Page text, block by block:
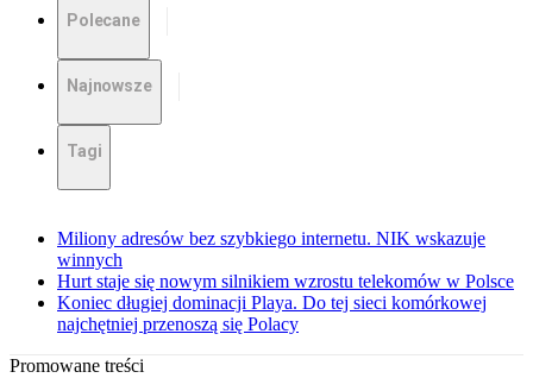
Polecane
Najnowsze
Tagi
Miliony adresów bez szybkiego internetu. NIK wskazuje
winnych
Hurt staje się nowym silnikiem wzrostu telekomów w Polsce
Koniec długiej dominacji Playa. Do tej sieci komórkowej
najchętniej przenoszą się Polacy
Promowane treści